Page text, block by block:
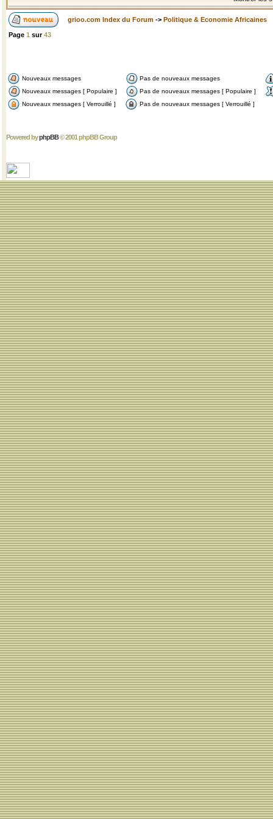
grioo.com Index du Forum -> Politique & Economie Africaines
Page 1 sur43
Nouveaux messages
Pas de nouveaux messages
Nouveaux messages [ Populaire ]
Pas de nouveaux messages [ Populaire ]
Nouveaux messages [ Verrouillé ]
Pas de nouveaux messages [ Verrouillé ]
Powered byphpBB© 2001 phpBB Group